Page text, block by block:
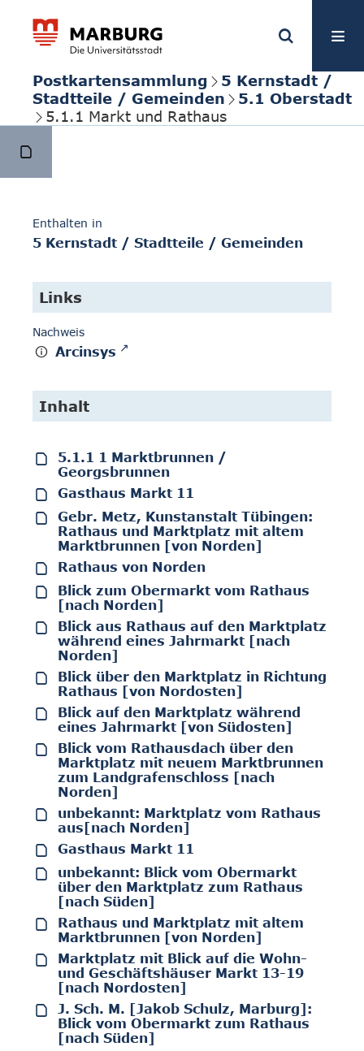
Postkartensammlung
5 Kernstadt /
Stadtteile / Gemeinden
5.1 Oberstadt
5.1.1 Markt und Rathaus
Enthalten in
5 Kernstadt / Stadtteile / Gemeinden
Links
Nachweis
Arcinsys
Inhalt
5.1.1 1 Marktbrunnen /
Georgsbrunnen
Gasthaus Markt 11
Gebr. Metz, Kunstanstalt Tübingen:
Rathaus und Marktplatz mit altem
Marktbrunnen [von Norden]
Rathaus von Norden
Blick zum Obermarkt vom Rathaus
[nach Norden]
Blick aus Rathaus auf den Marktplatz
während eines Jahrmarkt [nach
Norden]
Blick über den Marktplatz in Richtung
Rathaus [von Nordosten]
Blick auf den Marktplatz während
eines Jahrmarkt [von Südosten]
Blick vom Rathausdach über den
Marktplatz mit neuem Marktbrunnen
zum Landgrafenschloss [nach
Norden]
unbekannt: Marktplatz vom Rathaus
aus[nach Norden]
Gasthaus Markt 11
unbekannt: Blick vom Obermarkt
über den Marktplatz zum Rathaus
[nach Süden]
Rathaus und Marktplatz mit altem
Marktbrunnen [von Norden]
Marktplatz mit Blick auf die Wohn-
und Geschäftshäuser Markt 13-19
[nach Nordosten]
J. Sch. M. [Jakob Schulz, Marburg]:
Blick vom Obermarkt zum Rathaus
[nach Süden]